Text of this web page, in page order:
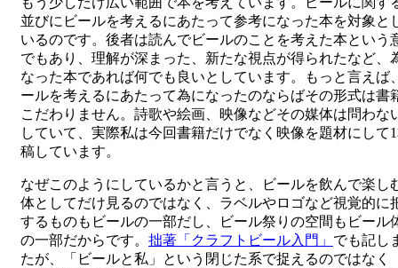
並びにビールを考えるにあたって参考になった本を対象と
いるのです。後者は読んでビールのことを考えた本という
でもあり、理解が深まった、新たな視点が得られたなど、
なった本であれば何でも良いとしています。もっと言えば
ールを考えるにあたって為になったのならばその形式は書
こだわりません。詩歌や絵画、映像などその媒体は問わな
していて、実際私は今回書籍だけでなく映像を題材にして
稿しています。
なぜこのようにしているかと言うと、ビールを飲んで楽し
体としてだけ見るのではなく、ラベルやロゴなど視覚的に
するものもビールの一部だし、ビール祭りの空間もビール
の一部だからです。 拙著「クラフトビール入門」 でも記し
たが、「ビールと私」という閉じた系で捉えるのではなく